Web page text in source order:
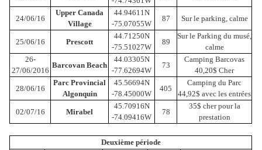
24/06/16
Upper Canada
Village
44.94611N
-75.07055W
87 Sur le parking, calme
25/06/16 Prescott
44.71250N
-75.51027W
89
Sur le Parking du musé,
calme
26-
27/06/2016
Barcovan Beach
44.03305N
-77.62694W
73
Camping Barcovas
40,20$ Cher
28/06/16
Parc Provincial
Algonquin
45.56694N
-78.45000W
405
Camping du Parc
44,92$ avec les entrées
02/07/16 Mirabel
45.70916N
-74.09416W
78
35$ cher pour la
prestation
Deuxième période